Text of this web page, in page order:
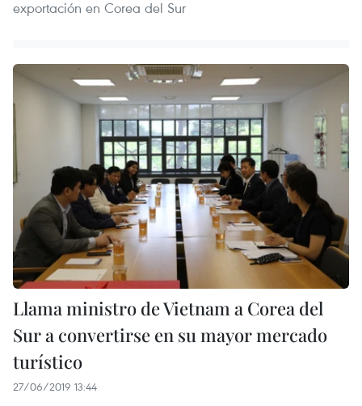
exportación en Corea del Sur
Llama ministro de Vietnam a Corea del
Sur a convertirse en su mayor mercado
turístico
27/06/2019 13:44